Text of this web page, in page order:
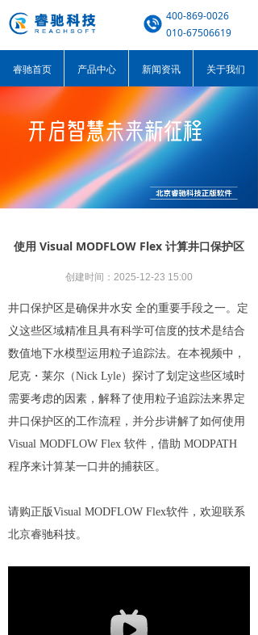
400-869-0026
010-67506619
睿驰首页 产品中心 新闻资讯 关于我们
使用 Visual MODFLOW Flex 计算井口保护区
井口保护区是确保井水安 全的重要手段之一。定
义这些区域精准且具有科学可信度的技术是结合
数值地下水模型运用粒子追踪法。在本视频中，
尼克・莱尔（Nick Lyle）探讨了划定这些区域时
需要考虑的因素，解释了使用粒子追踪法来界定
井口保护区的工作流程，并分步讲解了如何使用
Visual MODFLOW Flex 软件，借助 MODPATH
程序来计算某一口井的捕获区。
请购正版Visual MODFLOW Flex软件，欢迎联系
北京睿驰科技。
创建时间： 2025-12-23 15:00